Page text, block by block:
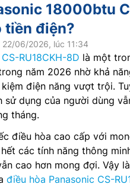
18000btu
tiền điện?
06/2026, lúc 11:34
CS-RU18CKH-8D là một
năm 2026 nhờ khả
điện năng vượt trội.
sử dụng của người dùng
tháng.
điều hòa cao cấp với
các tính năng thông
cao hơn mong đợi. Vậy
điều hòa Panasonic CS-